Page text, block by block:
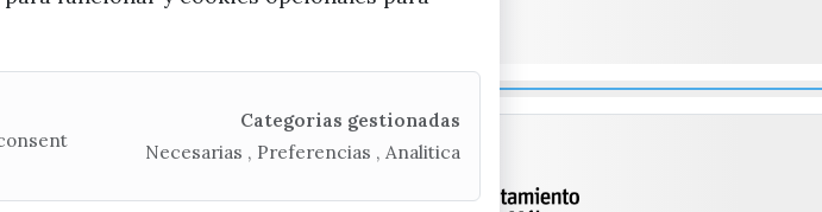
Categorias gestionadas
Necesarias , Preferencias , Analitica